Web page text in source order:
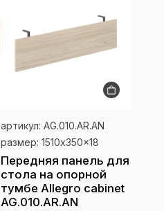
артикул: AG.010.AR.AN
размер: 1510x350x18
Передняя панель для
стола на опорной
тумбе Allegro cabinet
AG.010.AR.AN